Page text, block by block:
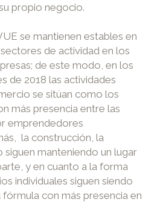
propio negocio.
se mantienen estables en
de actividad en los
de este modo, en los
de 2018 las actividades
se sitúan como los
más presencia entre las
emprendedores
la construcción, la
siguen manteniendo un lugar
y en cuanto a la forma
individuales siguen siendo
fórmula con más presencia en